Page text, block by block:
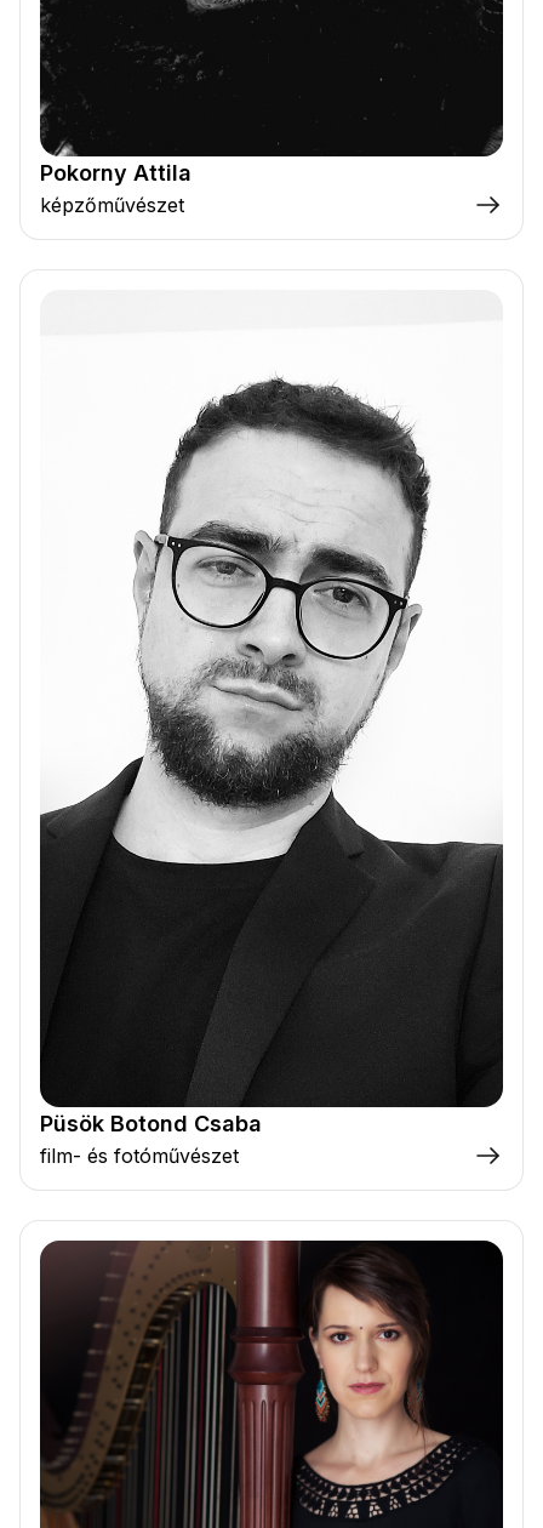
Pokorny Attila
képzőművészet
Püsök Botond Csaba
film- és fotóművészet